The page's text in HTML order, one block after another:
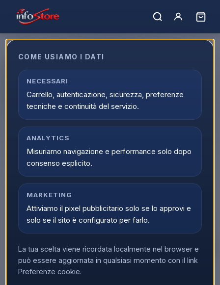
COME USIAMO I DATI
NECESSARI
Carrello, autenticazione, sicurezza, preferenze
tecniche e continuità del servizio.
ANALYTICS
Misuriamo navigazione e performance solo dopo
consenso esplicito.
MARKETING
Attiviamo il pixel pubblicitario solo se lo approvi e
solo se il sito è configurato per farlo.
La tua scelta viene ricordata localmente nel browser e
può essere aggiornata in qualsiasi momento con il link
Preferenze cookie.
Apple Watch SE 3 40mm
AC/Starlight SB/Starlight S/M
ITA MEH34QL/A
EAN: